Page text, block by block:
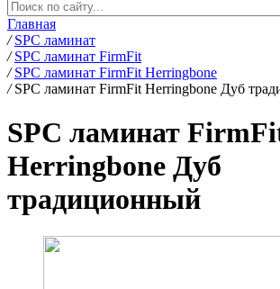
Главная
/ SPC ламинат
/ SPC ламинат FirmFit
/ SPC ламинат FirmFit Herringbone
/ SPC ламинат FirmFit Herringbone Дуб
SPC ламинат
Herringbone Дуб
традиционный